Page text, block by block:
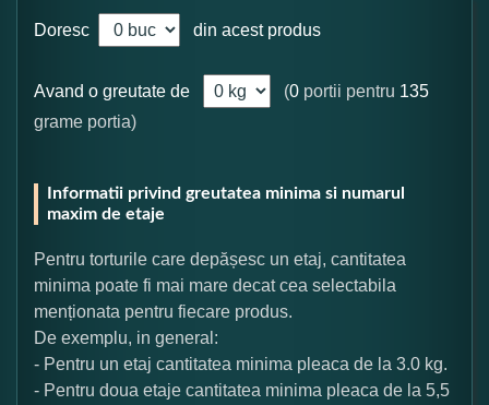
Doresc din acest produs
Avand o greutate de (0 portii pentru 135
grame portia)
Informatii privind greutatea minima si numarul
maxim de etaje
Pentru torturile care depășesc un etaj, cantitatea
minima poate fi mai mare decat cea selectabila
menționata pentru fiecare produs.
De exemplu, in general:
- Pentru un etaj cantitatea minima pleaca de la 3.0 kg.
- Pentru doua etaje cantitatea minima pleaca de la 5,5